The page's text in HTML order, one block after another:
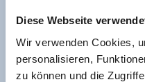
Diese Webseite
Wir verwenden Cookies,
personalisieren,
zu können und die